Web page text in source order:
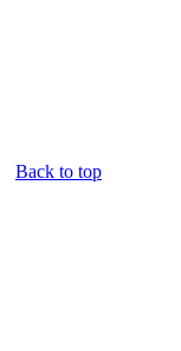
Back to top